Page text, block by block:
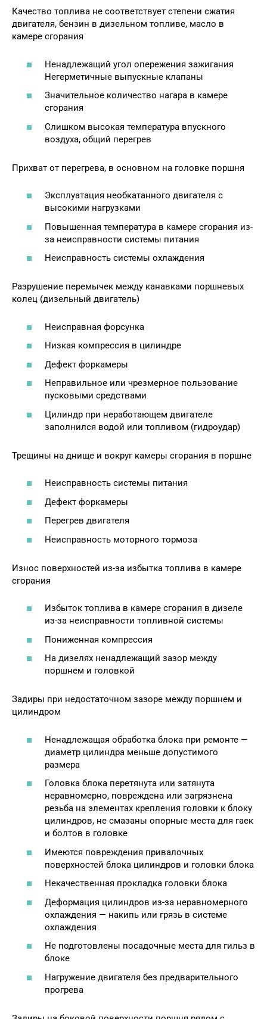
Качество топлива не соответствует степени сжатия
двигателя, бензин в дизельном топливе, масло в
камере сгорания
Ненадлежащий угол опережения зажигания
Негерметичные выпускные клапаны
Значительное количество нагара в камере
сгорания
Слишком высокая температура впускного
воздуха, общий перегрев
Прихват от перегрева, в основном на головке поршня
Эксплуатация необкатанного двигателя с
высокими нагрузками
Повышенная температура в камере сгорания из-
за неисправности системы питания
Неисправность системы охлаждения
Разрушение перемычек между канавками поршневых
колец (дизельный двигатель)
Неисправная форсунка
Низкая компрессия в цилиндре
Дефект форкамеры
Неправильное или чрезмерное пользование
пусковыми средствами
Цилиндр при неработающем двигателе
заполнился водой или топливом (гидроудар)
Трещины на днище и вокруг камеры сгорания в поршне
Неисправность системы питания
Дефект форкамеры
Перегрев двигателя
Неисправность моторного тормоза
Износ поверхностей из-за избытка топлива в камере
сгорания
Избыток топлива в камере сгорания в дизеле
из-за неисправности топливной системы
Пониженная компрессия
На дизелях ненадлежащий зазор между
поршнем и головкой
Задиры при недостаточном зазоре между поршнем и
цилиндром
Ненадлежащая обработка блока при ремонте —
диаметр цилиндра меньше допустимого
размера
Головка блока перетянута или затянута
неравномерно, повреждена или загрязнена
резьба на элементах крепления головки к блоку
цилиндров, не смазаны опорные места для гаек
и болтов в головке
Имеются повреждения привалочных
поверхностей блока цилиндров и головки блока
Некачественная прокладка головки блока
Деформация цилиндров из-за неравномерного
охлаждения — накипь или грязь в системе
охлаждения
Не подготовлены посадочные места для гильз в
блоке
Нагружение двигателя без предварительного
прогрева